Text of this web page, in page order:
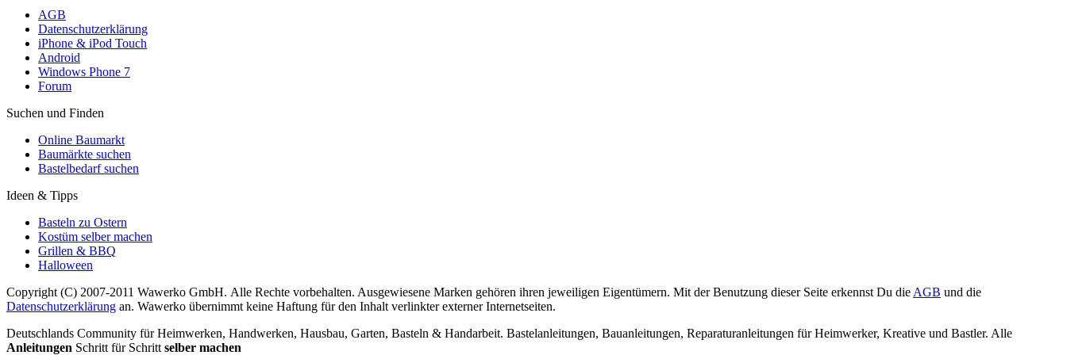
AGB
Datenschutzerklärung
iPhone & iPod Touch
Android
Windows Phone 7
Forum
Suchen und Finden
Online Baumarkt
Baumärkte suchen
Bastelbedarf suchen
Ideen & Tipps
Basteln zu Ostern
Kostüm selber machen
Grillen & BBQ
Halloween
Copyright (C) 2007-2011 Wawerko GmbH. Alle Rechte vorbehalten. Ausgewiesene Marken gehören ihren jeweiligen Eigentümern. Mit der Benutzung dieser Seite erkennst Du die AGB und die
Datenschutzerklärung an. Wawerko übernimmt keine Haftung für den Inhalt verlinkter externer Internetseiten.
Deutschlands Community für Heimwerken, Handwerken, Hausbau, Garten, Basteln & Handarbeit. Bastelanleitungen, Bauanleitungen, Reparaturanleitungen für Heimwerker, Kreative und Bastler. Alle
Anleitungen Schritt für Schritt selber machen